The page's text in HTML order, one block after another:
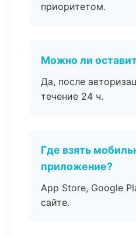
приоритетом.
Можно ли
Да, после
течение 24 ч.
Где взять
приложение?
App Store, Google
сайте.